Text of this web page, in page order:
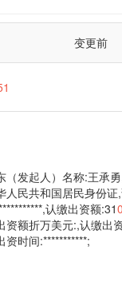
变更前
（发起人）名称:王承
人民共和国居民身份
认缴出资额:310
资额折万美元:,认缴出
资时间:***********;